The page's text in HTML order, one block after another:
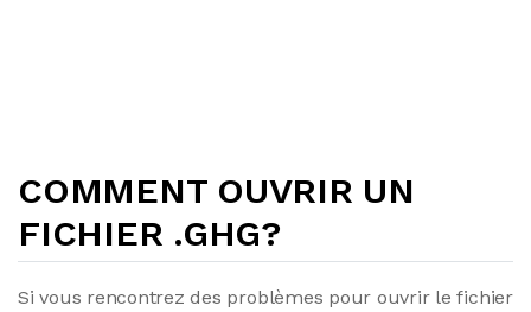
COMMENT OUVRIR UN
FICHIER .GHG?
Si vous rencontrez des problèmes pour ouvrir le fichier